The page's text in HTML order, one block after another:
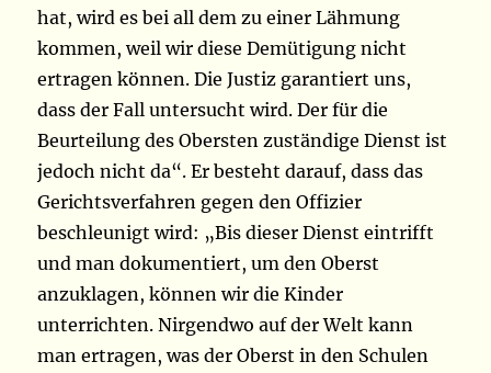
hat, wird es bei all dem zu einer Lähmung
kommen, weil wir diese Demütigung nicht
ertragen können. Die Justiz garantiert uns,
dass der Fall untersucht wird. Der für die
Beurteilung des Obersten zuständige Dienst ist
jedoch nicht da“. Er besteht darauf, dass das
Gerichtsverfahren gegen den Offizier
beschleunigt wird: „Bis dieser Dienst eintrifft
und man dokumentiert, um den Oberst
anzuklagen, können wir die Kinder
unterrichten. Nirgendwo auf der Welt kann
man ertragen, was der Oberst in den Schulen